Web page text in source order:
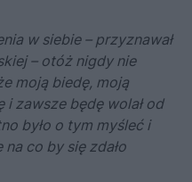
w siebie – przyznawał
– otóż nigdy nie
moją biedę, moją
zawsze będę wolał od
było o tym myśleć i
na co by się zdało